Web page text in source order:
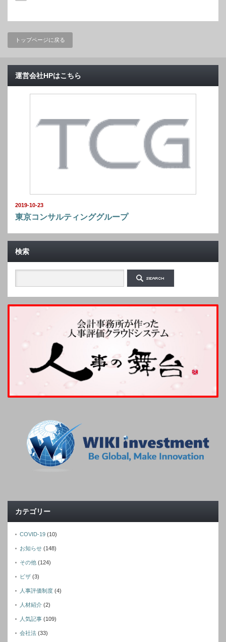
トップページに戻る
運営会社HPはこちら
2019-10-23
東京コンサルティンググループ
検索
カテゴリー
COVID-19 (10)
お知らせ (148)
その他 (124)
ビザ (3)
人事評価制度 (4)
人材紹介 (2)
人気記事 (109)
会社法 (33)